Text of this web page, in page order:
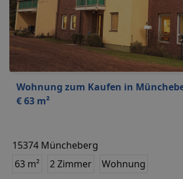
Wohnung zum Kaufen in
€ 63 m²
15374 Müncheberg
63 m²
2 Zimmer Wohnung